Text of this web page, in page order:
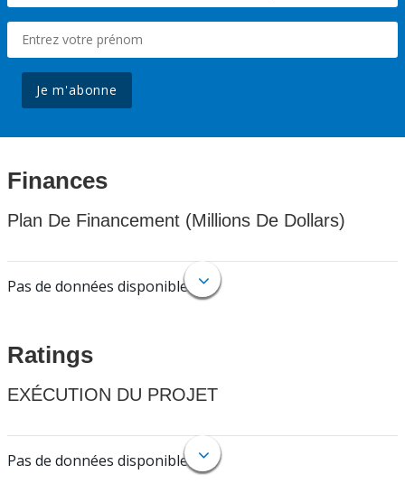
Je m'abonne
Finances
Plan De Financement (Millions De Dollars)
Pas de données disponibles.
Ratings
EXÉCUTION DU PROJET
Pas de données disponibles.